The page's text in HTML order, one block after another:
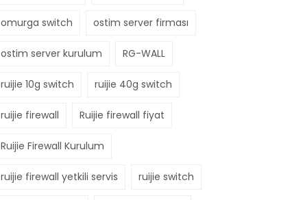
omurga switch ostim server firması
ostim server kurulum RG-WALL
ruijie 10g switch ruijie 40g switch
ruijie firewall Ruijie firewall fiyat
Ruijie Firewall Kurulum
ruijie firewall yetkili servis ruijie switch